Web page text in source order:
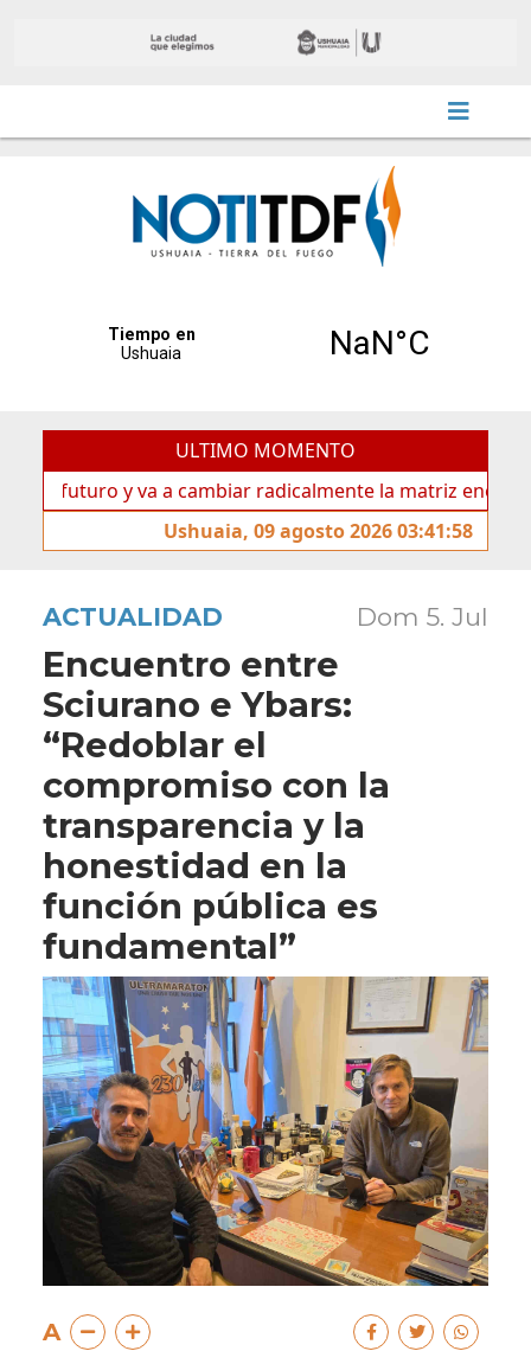
ULTIMO MOMENTO
y va a cambiar radicalmente la matriz energética de
Ushuaia, 09 agosto 2026 03:41:58
ACTUALIDAD Dom 5. Jul
Encuentro entre
Sciurano e Ybars:
“Redoblar el
compromiso con la
transparencia y la
honestidad en la
función pública es
fundamental”
A